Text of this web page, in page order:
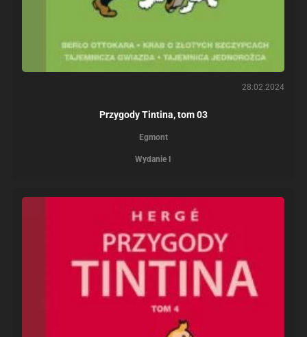
28.02.2024
Przygody Tintina, tom 03
Egmont
Wydanie I